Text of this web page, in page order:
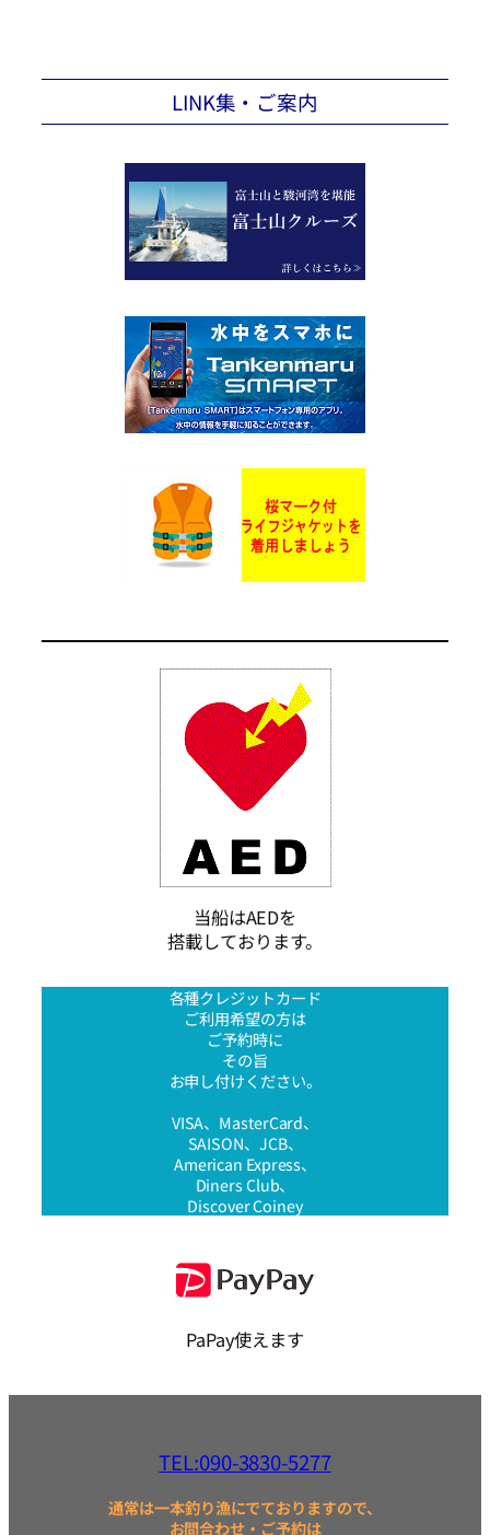
LINK集・ご案内
当船はAEDを
搭載しております。
各種クレジットカード
ご利用希望の方は
ご予約時に
その旨
お申し付けください。
VISA、MasterCard、
SAISON、JCB、
American Express、
Diners Club、
Discover Coiney
PaPay使えます
TEL:090-3830-5277
通常は一本釣り漁にでておりますので、
お問合わせ・ご予約は